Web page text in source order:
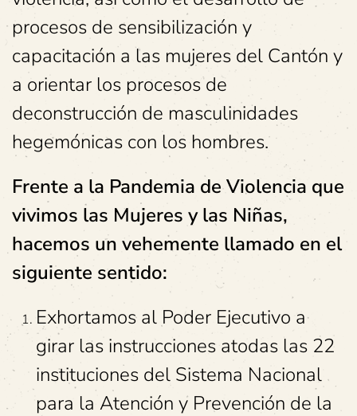
procesos de sensibilización y
capacitación a las mujeres del Cantón y
a orientar los procesos de
deconstrucción de masculinidades
hegemónicas con los hombres.
Frente a la Pandemia de Violencia que
vivimos las Mujeres y las Niñas,
hacemos un vehemente llamado en el
siguiente sentido:
Exhortamos al Poder Ejecutivo a
girar las instrucciones atodas las 22
instituciones del Sistema Nacional
para la Atención y Prevención de la